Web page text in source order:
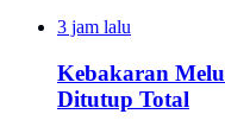
3 jam lalu
Kebakaran
Ditutup Total